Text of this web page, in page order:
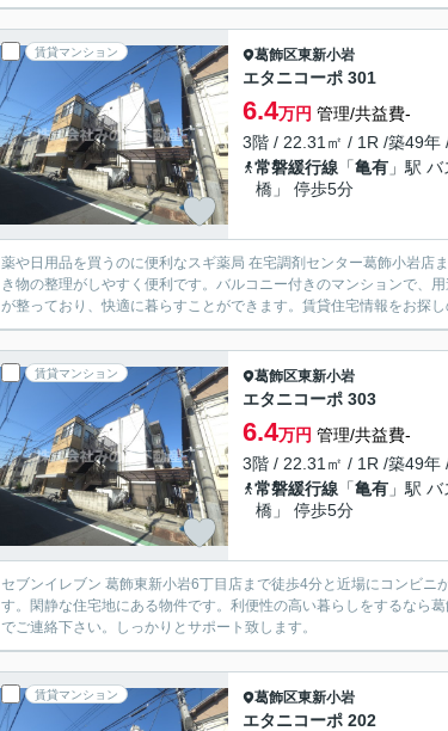
賃貸マンション 葛飾区東新小岩
エタニコーポ 301
6.4万円 管理/共益費-
3階 / 22.31㎡ / 1R /築49年
常磐緩行線 「亀有 」駅
橋」 停歩5分
薬や日用品を買うのに便利なスギ薬局 在宅調剤センター葛飾小岩
き物の整理がしやすく便利です。バルコニー付きのマンションで、
が整っており、快適に暮らすことができます。賃貸住宅情報をお探
賃貸マンション 葛飾区東新小岩
エタニコーポ 303
6.4万円 管理/共益費-
3階 / 22.31㎡ / 1R /築49年
常磐緩行線 「亀有 」駅
橋」 停歩5分
セブンイレブン 葛飾東新小岩6丁目店まで徒歩4分と近場にコンビ
す。閑静な住宅地にある物件です。利便性の高い暮らしをするなら
でご連絡下さい。しっかりとサポート致します。
賃貸マンション 葛飾区東新小岩
エタニコーポ 202